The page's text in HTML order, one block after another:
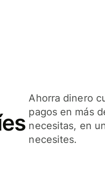
Ahorra dinero
pagos en más
necesitas, en
necesites.